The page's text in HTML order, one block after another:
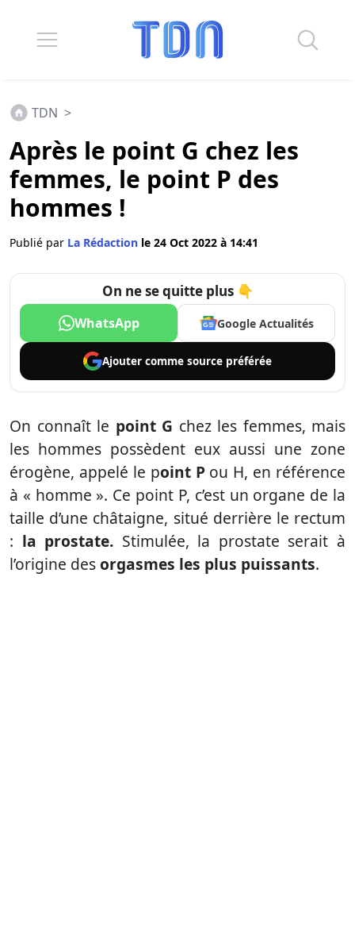
TDN >
Après le point G chez les
femmes, le point P des
hommes !
Publié par La Rédaction le 24 Oct 2022 à 14:41
On ne se quitte plus 👇
WhatsApp Google Actualités
Ajouter comme source préférée
On connaît le point G chez les femmes, mais
les hommes possèdent eux aussi une zone
érogène, appelé le point Pou H, en référence
à « homme ». Ce point P, c’est un organe de la
taille d’une châtaigne, situé derrière le rectum
: la prostate. Stimulée, la prostate serait à
l’origine desorgasmes les plus puissants.